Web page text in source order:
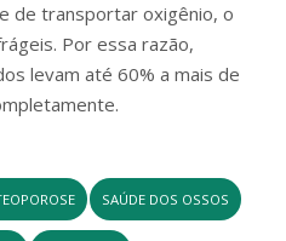
de transportar oxigênio, o
Por essa razão,
levam até 60% a mais de
SAÚDE DOS OSSOS